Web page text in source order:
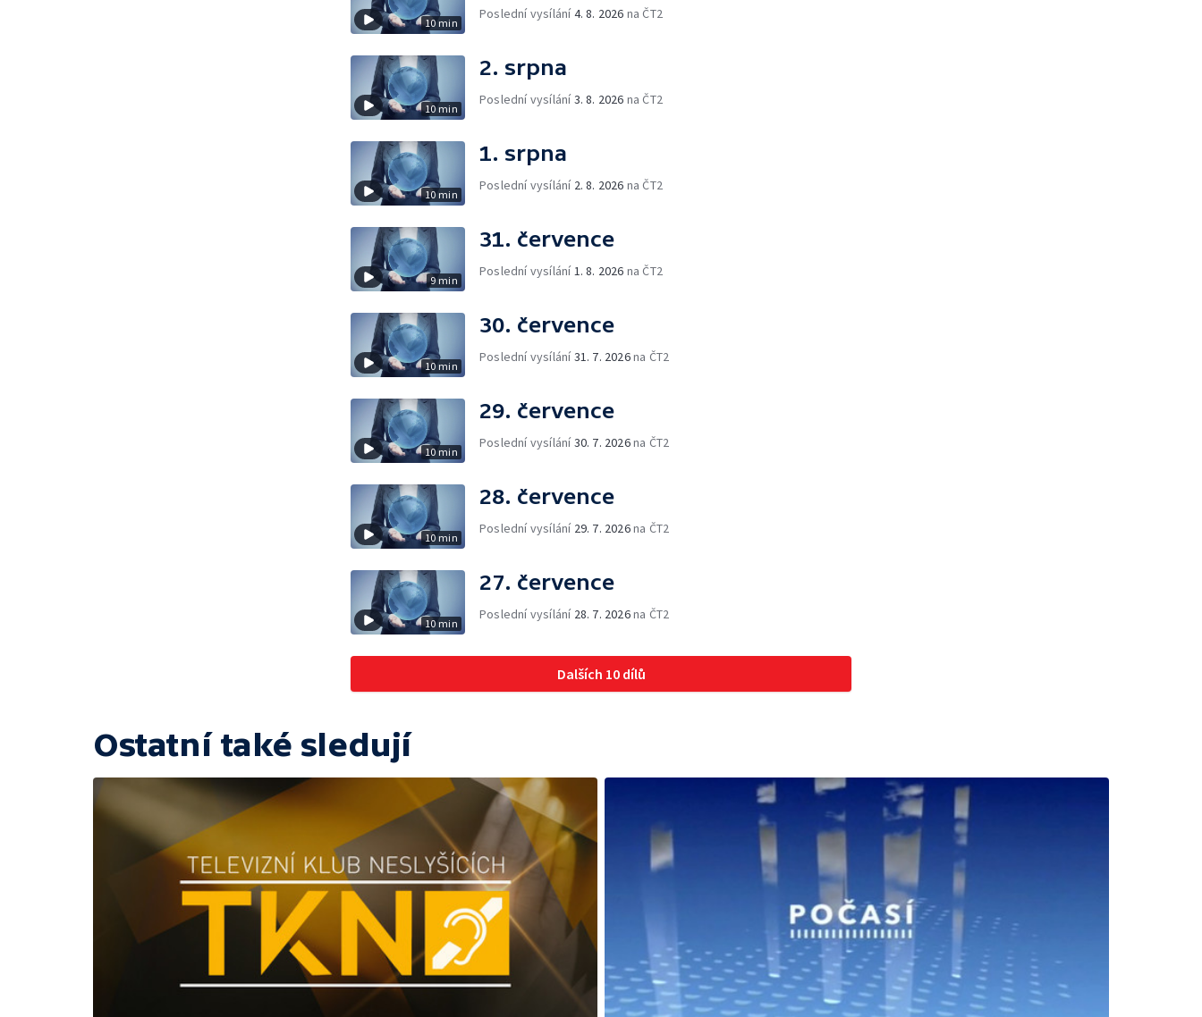
10 min
Poslední vysílání4. 8. 2026 na ČT2
10 min
2. srpna
Poslední vysílání3. 8. 2026 na ČT2
10 min
1. srpna
Poslední vysílání 2. 8. 2026 na ČT2
9 min
31. července
Poslední vysílání 1. 8. 2026 na ČT2
10 min
30. července
Poslední vysílání31. 7. 2026na ČT2
10 min
29. července
Poslední vysílání30. 7. 2026na ČT2
10 min
28. července
Poslední vysílání 29. 7. 2026na ČT2
10 min
27. července
Poslední vysílání 28. 7. 2026na ČT2
Dalších 10 dílů
Ostatní také sledují